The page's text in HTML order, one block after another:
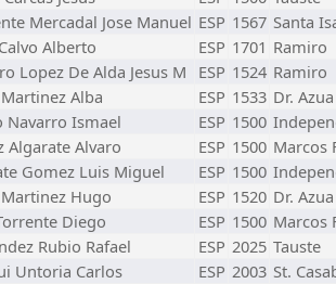
Mercadal Jose Manuel ESP 1567 Santa
Alberto ESP 1701 Ramiro
Lopez De Alda Jesus M ESP 1524 Ramiro
Alba ESP 1533 Dr. Azua
Navarro Ismael ESP 1500
Algarate Alvaro ESP 1500 Marcos
Gomez Luis Miguel ESP 1500
Hugo ESP 1520 Dr. Azua
Diego ESP 1500 Marcos
Rubio Rafael ESP 2025 Tauste
Untoria Carlos ESP 2003 St.